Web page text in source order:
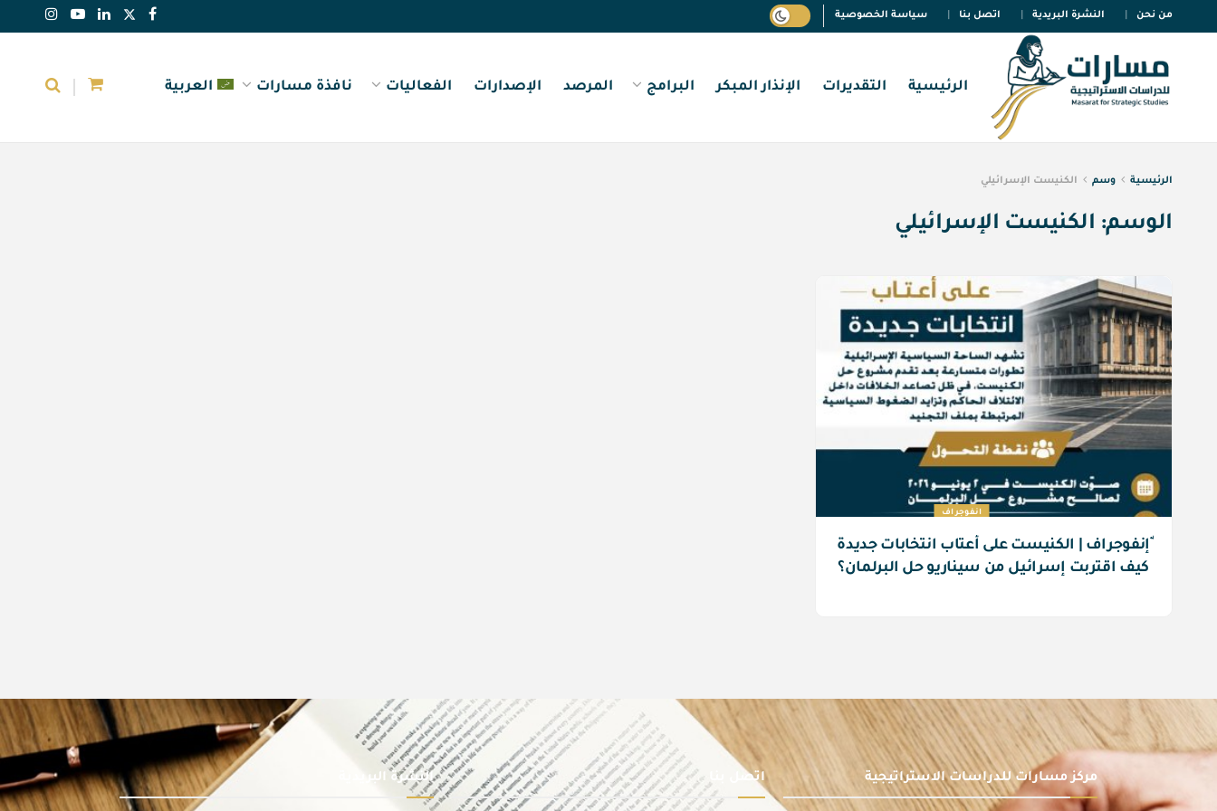
من نحن النشرة البريدية اتصل بنا سياسة الخصوصية
الرئيسية التقديرات الإنذار المبكر البرامج المرصد الإصدارات الفعاليات نافذة مسارات العربية
الرئيسية وسم الكنيست الإسرائيلي
الوسم: الكنيست الإسرائيلي
انفوجراف
ٌإنفوجراف | الكنيست على أعتاب انتخابات جديدة
كيف اقتربت إسرائيل من سيناريو حل البرلمان؟
مركز مسارات للدراسات الاستراتيجية اتصل بنا النشرة البريدية